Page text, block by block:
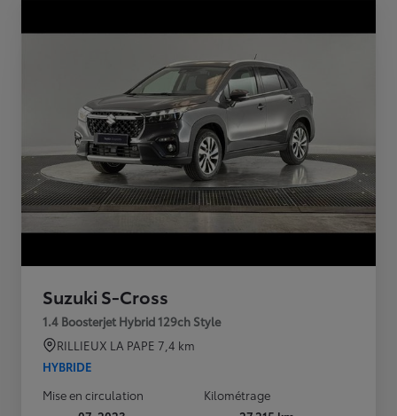
Suzuki S-Cross
1.4 Boosterjet Hybrid 129ch Style
RILLIEUX LA PAPE 7,4 km
HYBRIDE
Mise en circulation
Kilométrage